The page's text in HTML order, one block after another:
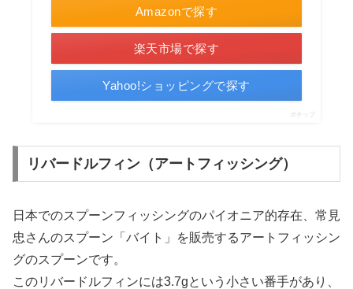
Amazonで探す
楽天市場で探す
Yahoo!ショッピングで探す
ポチップ
リバードルフィン（アートフィッシング）
日本でのスプーンフィッシングのパイオニア的存在、常見
忠さんのスプーン「バイト」を販売するアートフィッシン
グのスプーンです。
このリバードルフィンには3.7gという小さい番手があり、